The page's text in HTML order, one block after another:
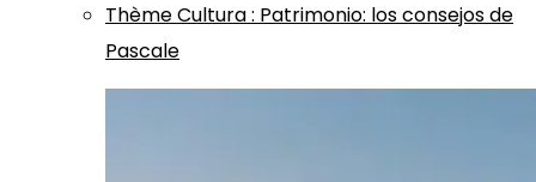
ThèmeCultura: Patrimonio: los consejos de
Pascale